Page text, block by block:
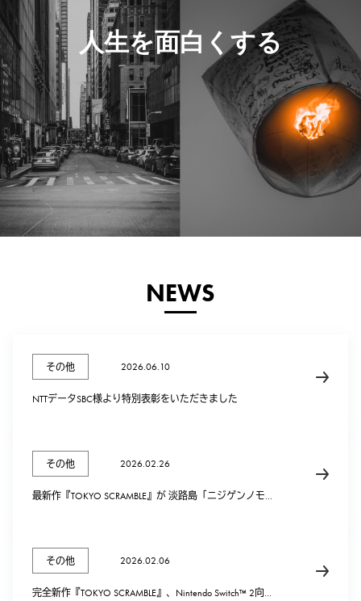
人生を面白くする
NEWS
その他 2026.06.10
NTTデータSBC様より特別表彰をいただきました
その他 2026.02.26
最新作『TOKYO SCRAMBLE』が 淡路島「ニジゲンノモ
その他 2026.02.06
完全新作『TOKYO SCRAMBLE』、Nintendo Switch™ 2向